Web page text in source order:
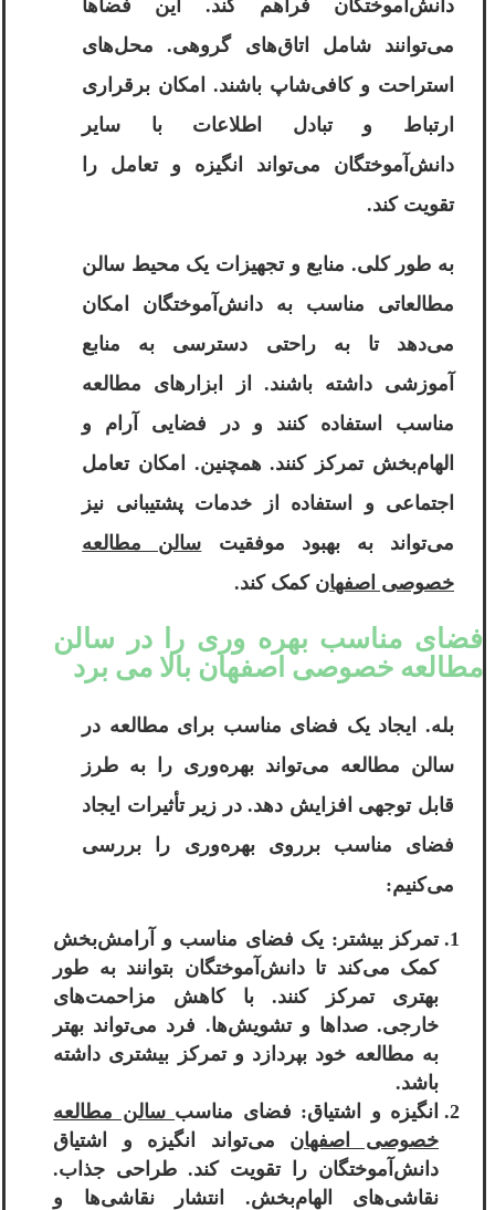
دانش‌آموختگان فراهم کند. این فضاها
می‌توانند شامل اتاق‌های گروهی. محل‌های
استراحت و کافی‌شاپ باشند. امکان برقراری
ارتباط و تبادل اطلاعات با سایر
دانش‌آموختگان می‌تواند انگیزه و تعامل را
تقویت کند.
به طور کلی. منابع و تجهیزات یک محیط سالن
مطالعاتی مناسب به دانش‌آموختگان امکان
می‌دهد تا به راحتی دسترسی به منابع
آموزشی داشته باشند. از ابزارهای مطالعه
مناسب استفاده کنند و در فضایی آرام و
الهام‌بخش تمرکز کنند. همچنین. امکان تعامل
اجتماعی و استفاده از خدمات پشتیبانی نیز
می‌تواند به بهبود موفقیت سالن مطالعه
خصوصی اصفهان کمک کند.
فضای مناسب بهره وری را در سالن
مطالعه خصوصی اصفهان بالا می برد
بله. ایجاد یک فضای مناسب برای مطالعه در
سالن مطالعه می‌تواند بهره‌وری را به طرز
قابل توجهی افزایش دهد. در زیر تأثیرات ایجاد
فضای مناسب برروی بهره‌وری را بررسی
می‌کنیم:
تمرکز بیشتر: یک فضای مناسب و آرامش‌بخش
کمک می‌کند تا دانش‌آموختگان بتوانند به طور
بهتری تمرکز کنند. با کاهش مزاحمت‌های
خارجی. صداها و تشویش‌ها. فرد می‌تواند بهتر
به مطالعه خود بپردازد و تمرکز بیشتری داشته
باشد.
انگیزه و اشتیاق: فضای مناسب سالن مطالعه
خصوصی اصفهان می‌تواند انگیزه و اشتیاق
دانش‌آموختگان را تقویت کند. طراحی جذاب.
نقاشی‌های الهام‌بخش. انتشار نقاشی‌ها و